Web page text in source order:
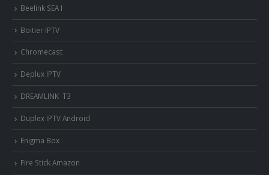
Beelink SEA I
Boitier IPTV
Chromecast
Deplux IPTV
DREAMLINK T3
Duplex IPTV Android
Enigma Box
Fire Stick Amazon